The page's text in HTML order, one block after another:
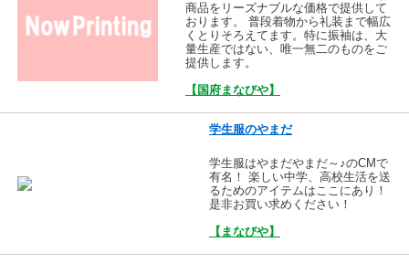
商品をリーズナブルな価格で提供して
おります。 普段着物から礼装まで幅広
くとりそろえてます。特に振袖は、大
量生産ではない、唯一無二のものをご
提供します。
【国府まなびや】
学生服のやまだ
学生服はやまだやまだ～♪のCMで
有名！ 楽しい中学、高校生活を送
るためのアイテムはここにあり！
是非お買い求めください！
【まなびや】